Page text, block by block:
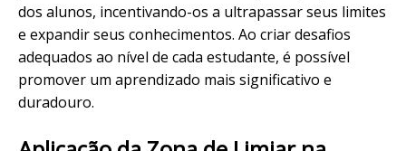
dos alunos, incentivando-os a ultrapassar seus limites
e expandir seus conhecimentos. Ao criar desafios
adequados ao nível de cada estudante, é possível
promover um aprendizado mais significativo e
duradouro.